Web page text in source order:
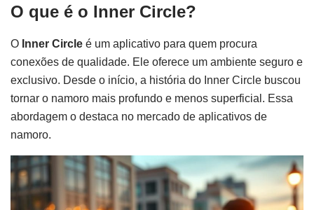
O que é o Inner Circle?
O Inner Circle é um aplicativo para quem procura
conexões de qualidade. Ele oferece um ambiente seguro e
exclusivo. Desde o início, a história do Inner Circle buscou
tornar o namoro mais profundo e menos superficial. Essa
abordagem o destaca no mercado de aplicativos de
namoro.